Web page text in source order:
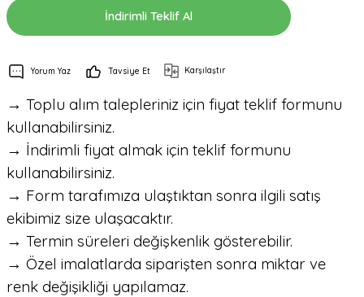
İndirimli Teklif Al
Yorum Yaz Tavsiye Et Karşılaştır
→ Toplu alım talepleriniz için fiyat teklif formunu
kullanabilirsiniz.
→ İndirimli fiyat almak için teklif formunu
kullanabilirsiniz.
→ Form tarafımıza ulaştıktan sonra ilgili satış
ekibimiz size ulaşacaktır.
→ Termin süreleri değişkenlik gösterebilir.
→ Özel imalatlarda siparişten sonra miktar ve
renk değişikliği yapılamaz.